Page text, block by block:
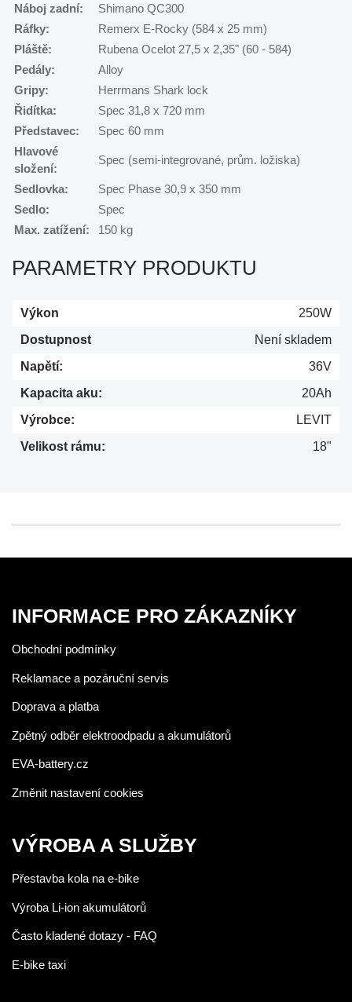
Náboj zadní:
Shimano QC300
Ráfky:
Remerx E-Rocky (584 x 25 mm)
Pláště:
Rubena Ocelot 27,5 x 2,35" (60 - 584)
Pedály:
Alloy
Gripy:
Herrmans Shark lock
Řidítka:
Spec 31,8 x 720 mm
Představec:
Spec 60 mm
Hlavové
složení:
Spec (semi-integrované, prům. ložiska)
Sedlovka:
Spec Phase 30,9 x 350 mm
Sedlo:
Spec
Max. zatížení:
150 kg
PARAMETRY PRODUKTU
Výkon
250W
Dostupnost
Není skladem
Napětí:
36V
Kapacita aku:
20Ah
Výrobce:
LEVIT
Velikost rámu:
18"
INFORMACE PRO ZÁKAZNÍKY
Obchodní podmínky
Reklamace a pozáruční servis
Doprava a platba
Zpětný odběr elektroodpadu a akumulátorů
EVA-battery.cz
Změnit nastavení cookies
VÝROBA A SLUŽBY
Přestavba kola na e-bike
Výroba Li-ion akumulátorů
Často kladené dotazy - FAQ
E-bike taxi